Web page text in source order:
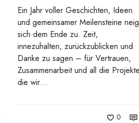
e
G
r
ü
ß
e
Ein Jahr voller Geschichten, Ideen
und gemeinsamer Meilensteine
sich dem Ende zu. Zeit,
innezuhalten, zurückzublicken und
Danke zu sagen – für Vertrauen,
Zusammenarbeit und all die
die wir…
0